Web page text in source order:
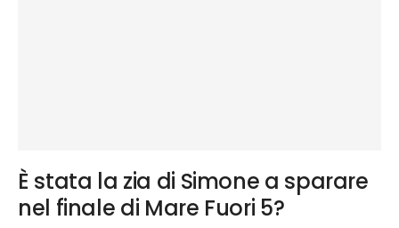
È stata la zia di Simone a sparare
nel finale di Mare Fuori 5?